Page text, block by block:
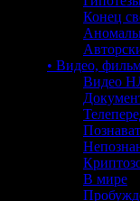
Конец
• Видео,
Видео
В мире